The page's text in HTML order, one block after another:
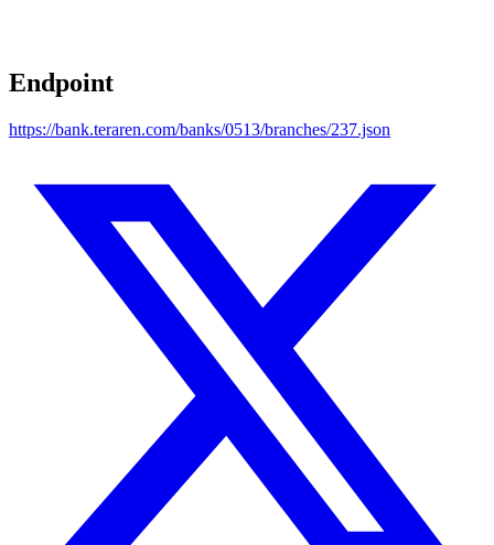
Endpoint
https://bank.teraren.com/banks/0513/branches/237.json